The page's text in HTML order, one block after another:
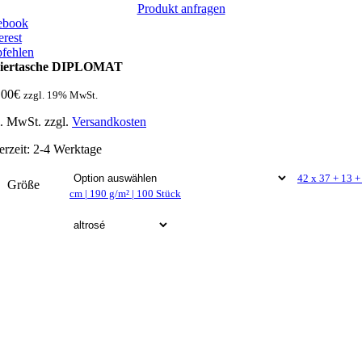
Produkt anfragen
DIPLOMAT
€ zzgl. 19% MwSt.
MwSt. zzgl. Versandkosten
2-4 Werktage
Größe
42 x 37 + 13
cm | 190 g/m² | 100 Stück